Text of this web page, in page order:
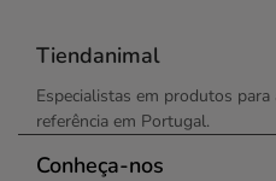
Tiendanimal
Especialistas em produtos
referência em Portugal.
Conheça-nos